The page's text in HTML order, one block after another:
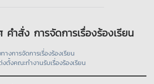
คำสั่ง การจัดการเรื่องร้องเรียน
างการจัดการเรื่องร้องเรียน
ตั้งคณะทำงานรับเรื่องร้องเรียน